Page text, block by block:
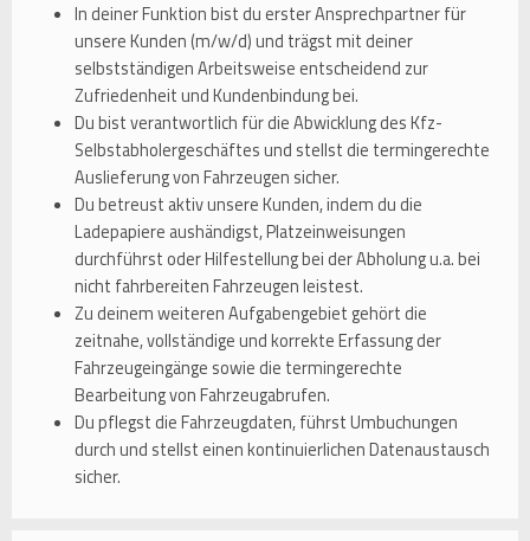
In deiner Funktion bist du erster Ansprechpartner für
unsere Kunden (m/w/d) und trägst mit deiner
selbstständigen Arbeitsweise entscheidend zur
Zufriedenheit und Kundenbindung bei.
Du bist verantwortlich für die Abwicklung des Kfz-
Selbstabholergeschäftes und stellst die termingerechte
Auslieferung von Fahrzeugen sicher.
Du betreust aktiv unsere Kunden, indem du die
Ladepapiere aushändigst, Platzeinweisungen
durchführst oder Hilfestellung bei der Abholung u.a. bei
nicht fahrbereiten Fahrzeugen leistest.
Zu deinem weiteren Aufgabengebiet gehört die
zeitnahe, vollständige und korrekte Erfassung der
Fahrzeugeingänge sowie die termingerechte
Bearbeitung von Fahrzeugabrufen.
Du pflegst die Fahrzeugdaten, führst Umbuchungen
durch und stellst einen kontinuierlichen Datenaustausch
sicher.